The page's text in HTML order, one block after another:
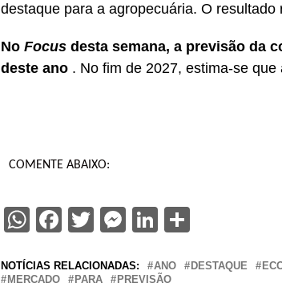
destaque para a agropecuária. O
No Focus desta semana, a previsão da
deste ano . No fim de 2027, estima-se
COMENTE ABAIXO:
WhatsApp
Facebook
Twitter
Messenger
LinkedIn
NOTÍCIAS RELACIONADAS: ANO DESTAQUE
MERCADO
PARA PREVISÃO